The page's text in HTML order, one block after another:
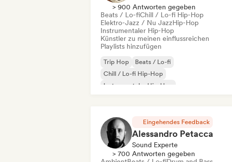
> 900 Antworten gegeben
Beats / Lo-fiChill / Lo-fi Hip-Hop
Elektro-Jazz / Nu JazzHip-Hop
Instrumentaler Hip-Hop
Künstler zu meinen einflussreichen
Playlists hinzufügen
Trip Hop
Beats / Lo-fi
Chill / Lo-fi Hip-Hop
Instrumentaler Hip-Hop
Eingehendes Feedback
Alessandro Petacca
Sound Experte
> 700 Antworten gegeben